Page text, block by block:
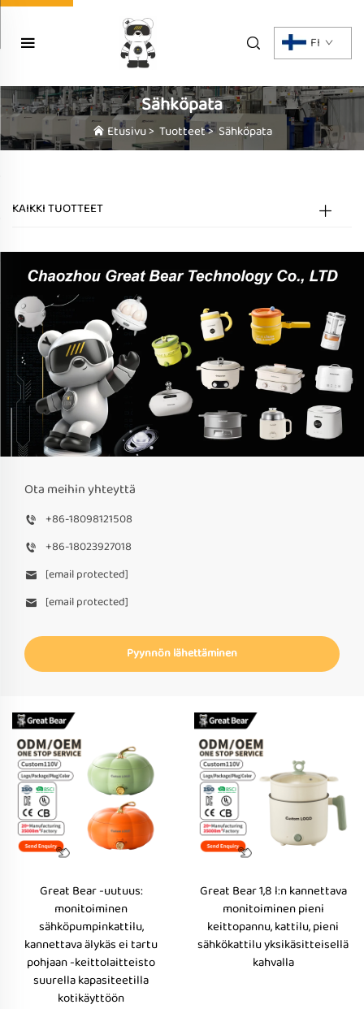
FI
Sähköpata
Etusivu> Tuotteet> Sähköpata
KAIKKI TUOTTEET
Ota meihin yhteyttä
+86-18098121508
+86-18023927018
[email protected]
[email protected]
Pyynnön lähettäminen
Great Bear -uutuus:
monitoiminen
sähköpumpinkattilu,
kannettava älykäs ei tartu
pohjaan -keittolaitteisto
suurella kapasiteetilla
kotikäyttöön
Great Bear 1,8 l:n kannettava
monitoiminen pieni
keittopannu, kattilu, pieni
sähkökattilu yksikäsitteisellä
kahvalla